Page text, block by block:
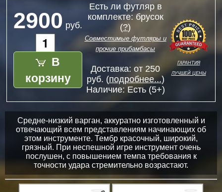
2900 руб.
В
корзину
Есть ли футляр в
комплекте: брусок
(?)
Совместимые футляры и
прочие прибамбасы
Доставка: от 250
руб. (подробнее...)
Наличие: Есть (5+)
гарантия
лучшей цены
Средне-низкий варган, аккуратно изготовленный и
отвечающий всем представлениям начинающих об
этом инструменте. Тембр красочный, широкий,
грязный. При неспешной игре инструмент очень
послушен, с повышением темпа требования к
точности удара стремительно возрастают.